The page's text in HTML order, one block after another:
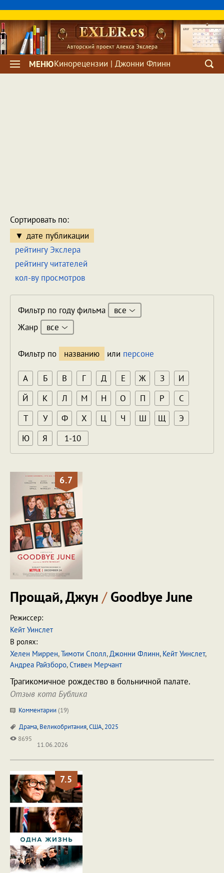
МЕНЮКинорецензии | Джонни Флинн
Сортировать по:
дате публикации
рейтингу Экслера
рейтингу читателей
кол-ву просмотров
Фильтр по году фильма
все
Жанр
все
Фильтр по названию или персоне
А Б В Г Д Е Ж З
И
Й
К Л М Н О П Р
С
Т
У Ф Х Ц Ч Ш Щ
Э
Ю
Я 1-10
6.7
Прощай, Джун /Goodbye June
Режиссер:
Кейт Уинслет
В ролях:
Хелен Миррен,Тимоти Сполл,Джонни Флинн, Кейт Уинслет,
Андреа Райзборо,Стивен Мерчант
Трагикомичное рождество в больничной палате.
Отзыв кота Бублика
Комментарии (19)
Драма,Великобритания,США,2025
8695
11.06.2026
7.5